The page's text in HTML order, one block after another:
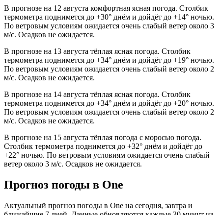
В прогнозе на 12 августа комфортная ясная погода. Столбик
термометра поднимется до +30° днём и дойдёт до +14° ночью.
По ветровым условиям ожидается очень слабый ветер около 3
м/с. Осадков не ожидается.
В прогнозе на 13 августа тёплая ясная погода. Столбик
термометра поднимется до +34° днём и дойдёт до +19° ночью.
По ветровым условиям ожидается очень слабый ветер около 2
м/с. Осадков не ожидается.
В прогнозе на 14 августа тёплая ясная погода. Столбик
термометра поднимется до +34° днём и дойдёт до +20° ночью.
По ветровым условиям ожидается очень слабый ветер около 2
м/с. Осадков не ожидается.
В прогнозе на 15 августа тёплая погода с моросью погода.
Столбик термометра поднимется до +32° днём и дойдёт до
+22° ночью. По ветровым условиям ожидается очень слабый
ветер около 3 м/с. Осадков не ожидается.
Прогноз погоды в Onе
Актуальный прогноз погоды в Onе на сегодня, завтра и